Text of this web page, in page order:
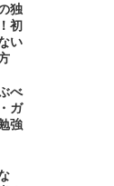
独
初
い
べ
ガ
強